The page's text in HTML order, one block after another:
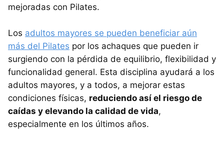
mejoradas con Pilates.
Los adultos mayores se pueden beneficiar aún
más del Pilates por los achaques que pueden ir
surgiendo con la pérdida de equilibrio, flexibilidad y
funcionalidad general. Esta disciplina ayudará a los
adultos mayores, y a todos, a mejorar estas
condiciones físicas, reduciendo así el riesgo de
caídas y elevando la calidad de vida,
especialmente en los últimos años.